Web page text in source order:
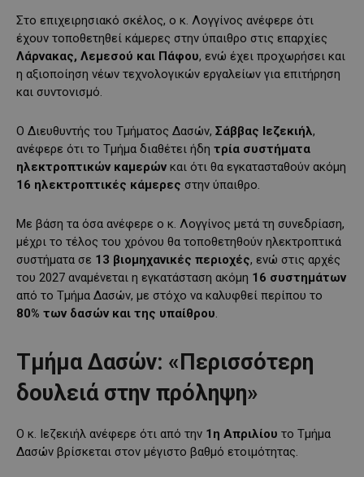
Στο επιχειρησιακό σκέλος, ο κ. Λογγίνος ανέφερε ότι
έχουν τοποθετηθεί κάμερες στην ύπαιθρο στις επαρχίες
Λάρνακας, Λεμεσού και Πάφου, ενώ έχει προχωρήσει και
η αξιοποίηση νέων τεχνολογικών εργαλείων για επιτήρηση
και συντονισμό.
Ο Διευθυντής του Τμήματος Δασών, Σάββας Ιεζεκιήλ,
ανέφερε ότι το Τμήμα διαθέτει ήδη τρία συστήματα
ηλεκτροπτικών καμερών και ότι θα εγκατασταθούν ακόμη
16 ηλεκτροπτικές κάμερες στην ύπαιθρο.
Με βάση τα όσα ανέφερε ο κ. Λογγίνος μετά τη συνεδρίαση,
μέχρι το τέλος του χρόνου θα τοποθετηθούν ηλεκτροπτικά
συστήματα σε 13 βιομηχανικές περιοχές, ενώ στις αρχές
του 2027 αναμένεται η εγκατάσταση ακόμη 16 συστημάτων
από το Τμήμα Δασών, με στόχο να καλυφθεί περίπου το
80% των δασών και της υπαίθρου.
Τμήμα Δασών: «Περισσότερη
δουλειά στην πρόληψη»
Ο κ. Ιεζεκιήλ ανέφερε ότι από την 1η Απριλίου το Τμήμα
Δασών βρίσκεται στον μέγιστο βαθμό ετοιμότητας.